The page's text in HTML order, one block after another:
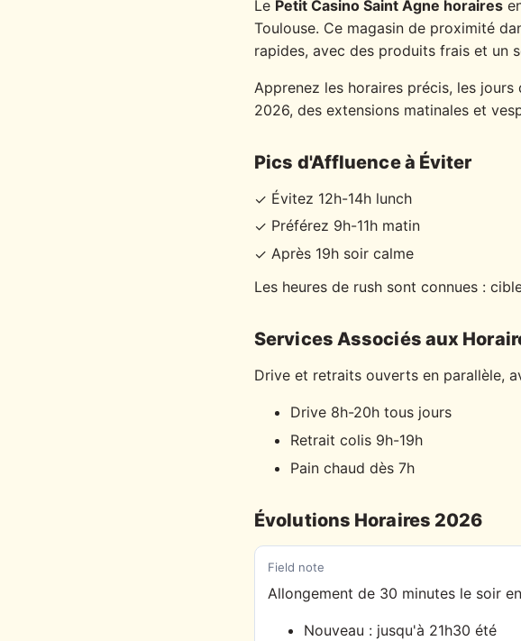
Le Petit Casino Saint Agne horaires
Toulouse. Ce magasin de proximité
rapides, avec des produits frais et un
Apprenez les horaires précis, les
2026, des extensions matinales et
Pics d'Affluence à Éviter
✓ Évitez 12h-14h lunch
✓ Préférez 9h-11h matin
✓ Après 19h soir calme
Les heures de rush sont connues :
Services Associés aux
Drive et retraits ouverts en parallèle,
Drive 8h-20h tous jours
Retrait colis 9h-19h
Pain chaud dès 7h
Évolutions Horaires 2026
Field note
Allongement de 30 minutes le soir
Nouveau : jusqu'à 21h30 été